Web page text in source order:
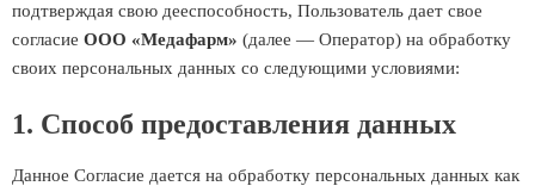
подтверждая свою дееспособность, Пользователь дает свое
согласие ООО «Медафарм» (далее — Оператор) на обработку
своих персональных данных со следующими условиями:
1. Способ предоставления данных
Данное Согласие дается на обработку персональных данных как